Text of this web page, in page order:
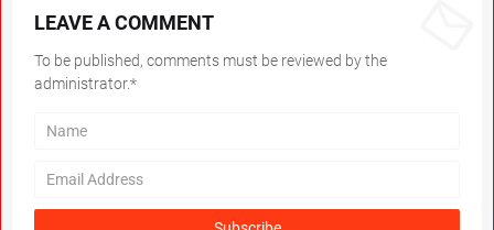
LEAVE A COMMENT
To be published, comments must be reviewed by the
administrator.*